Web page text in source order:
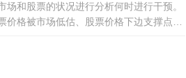
和股票的状况进行分析何时进行干预。
格被市场低估、股票价格下边支撑点较